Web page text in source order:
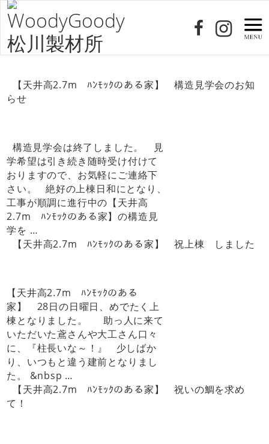
【天井高2.7m ﾊﾝﾓｯｸのある家】 構造見学会のお知
らせ
構造見学会は終了しました。 見
学希望は引き続き随時受け付けて
おりますので、お気軽にご連絡下
さい。 絶好の上棟日和にとなり、
工事が順調に進行中の【天井高
2.7m ﾊﾝﾓｯｸのある家】の構造見
学を …
【天井高2.7m ﾊﾝﾓｯｸのある家】 祝上棟 しました
【天井高2.7m ﾊﾝﾓｯｸのある
家】 28日の日曜日、めでたく上
棟となりました。 助っ人に来て
いただいた鳶さんや大工さん口々
に、『柱長いな～！』 少しばか
り、いつもと違う建前となりまし
た。 &nbsp …
【天井高2.7m ﾊﾝﾓｯｸのある家】 祝いの鯛を求め
て！